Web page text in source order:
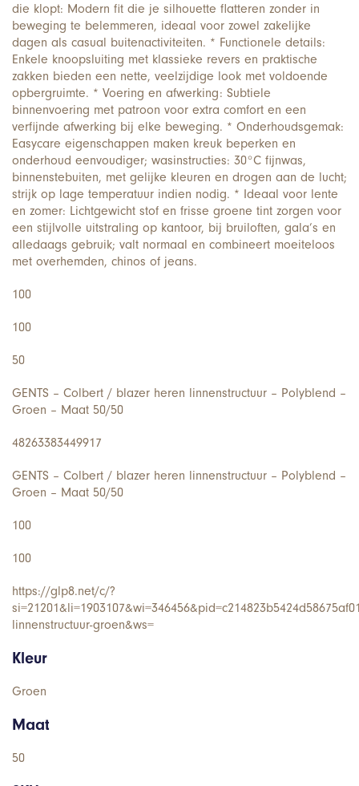
die klopt: Modern fit die je silhouette flatteren zonder in
beweging te belemmeren, ideaal voor zowel zakelijke
dagen als casual buitenactiviteiten. * Functionele details:
Enkele knoopsluiting met klassieke revers en praktische
zakken bieden een nette, veelzijdige look met voldoende
opbergruimte. * Voering en afwerking: Subtiele
binnenvoering met patroon voor extra comfort en een
verfijnde afwerking bij elke beweging. * Onderhoudsgemak:
Easycare eigenschappen maken kreuk beperken en
onderhoud eenvoudiger; wasinstructies: 30°C fijnwas,
binnenstebuiten, met gelijke kleuren en drogen aan de lucht;
strijk op lage temperatuur indien nodig. * Ideaal voor lente
en zomer: Lichtgewicht stof en frisse groene tint zorgen voor
een stijlvolle uitstraling op kantoor, bij bruiloften, gala’s en
alledaags gebruik; valt normaal en combineert moeiteloos
met overhemden, chinos of jeans.
100
100
50
GENTS – Colbert / blazer heren linnenstructuur – Polyblend –
Groen – Maat 50/50
48263383449917
GENTS – Colbert / blazer heren linnenstructuur – Polyblend –
Groen – Maat 50/50
100
100
https://glp8.net/c/?
linnenstructuur-groen&ws=
Kleur
Groen
Maat
50